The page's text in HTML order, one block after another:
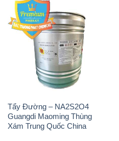
Tẩy Đường – NA2S2O4
Guangdi Maoming Thùng
Xám Trung Quốc China